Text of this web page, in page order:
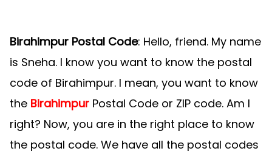
Birahimpur Postal Code: Hello, friend. My name
is Sneha. I know you want to know the postal
code of Birahimpur. I mean, you want to know
the Birahimpur Postal Code or ZIP code. Am I
right? Now, you are in the right place to know
the postal code. We have all the postal codes